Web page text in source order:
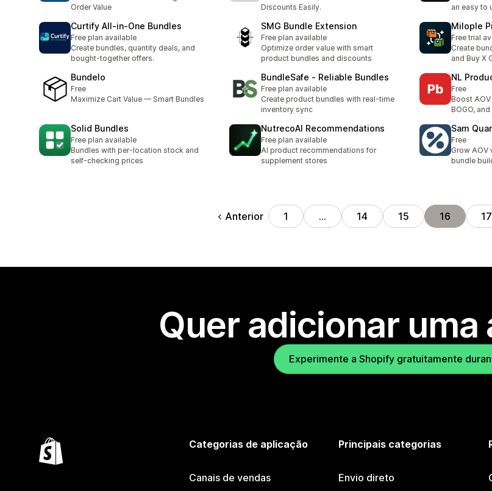
Order Value
Discounts Easily.
an easy to
Curtify All‑in‑One Bundles
Free plan available
Create bundles, quantity deals, and
bought-together offers.
SMG Bundle Extension
Free plan available
Optimize order value with smart
product bundles and discounts
Milople
Free trial
Create
and Buy X
Bundelo
Free
Maximize Cart Value — Smart Bundles
BundleSafe ‑ Reliable Bundles
Free plan available
Create product bundles with real-time
inventory sync
NL
Free
Boost
BOGO,
Solid Bundles
Free plan available
Bundles with per-location stock and
self-checking prices
NutrecoAI Recommendations
Free plan available
AI product recommendations for
supplement stores
Sam
Free
Grow AOV
bundle
Anterior 1 … 14 15 16 17
Quer adicionar uma
Experimente a Shopify gratuitamente
Categorias de aplicação
Canais de vendas
Principais categorias
Envio direto